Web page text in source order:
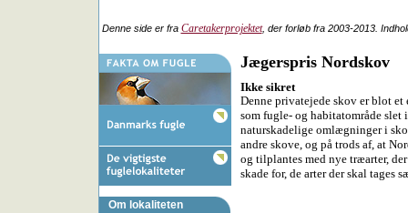
Denne side er fra Caretakerprojektet, der forløb fra 2003-2013.
Om lokaliteten
Jægerspris Nordskov
Ikke sikret
Denne privatejede skov er blot et
som fugle- og habitatområde
naturskadelige omlægninger i
andre skove, og på trods af, at
og tilplantes med nye træarter,
skade for, de arter der skal tages